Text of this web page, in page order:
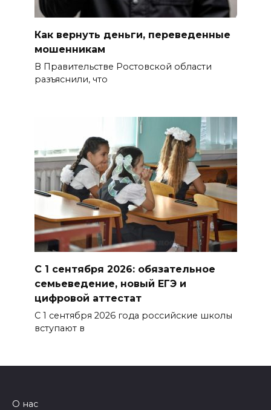
Как вернуть деньги, переведенные
мошенникам
В Правительстве Ростовской области
разъяснили, что
С 1 сентября 2026: обязательное
семьеведение, новый ЕГЭ и
цифровой аттестат
С 1 сентября 2026 года российские школы
вступают в
О нас